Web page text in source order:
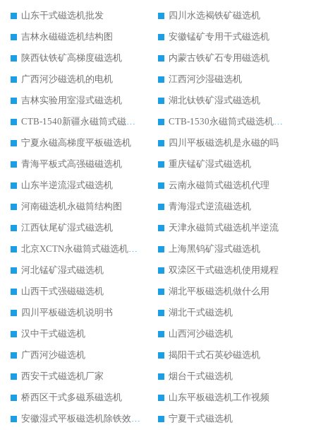
山东干式磁选机批发
四川水选褐铁矿磁选机
吉林永磁磁选机结构图
安徽锰矿专用干式磁选机
陕西钛铁矿高梯度磁选机
内蒙古铁矿石专用磁选机
广西河沙磁选机的电机
江西河沙湿磁选机
吉林实验用室湿式磁选机
湖北钛铁矿湿式磁选机
CTB-1540新疆永磁筒式磁选机
CTB-1530永磁筒式磁选机代理商
宁夏永磁高梯度平板磁选机
四川平板磁选机是永磁的吗
青海平板式高强磁磁选机
重庆锰矿湿式磁选机
山东半逆流湿式磁选机
云南永磁筒式磁选机代理
河南磁选机永磁筒结构图
青海湿式逆流磁选机
江西钛尾矿湿式磁选机
天津永磁筒式磁选机半逆流
北京XCTN永磁筒式磁选机磁块位置
上海黑钨矿湿式磁选机
河北锰矿湿式磁选机
双滦区干式磁选机使用规程
山西干式强磁磁选机
湖北平板磁选机做什么用
四川平板磁选机说明书
湖北干式磁选机
汉中干式磁选机
山西河沙磁选机
广西河沙磁选机
揭阳干式石英砂磁选机
西安干式磁选机厂家
烟台干式磁选机
桥西区干式多磁系磁选机
山东平板磁选机工作视频
安徽湿式平板磁选机除铁效果怎么样
宁夏干式磁选机